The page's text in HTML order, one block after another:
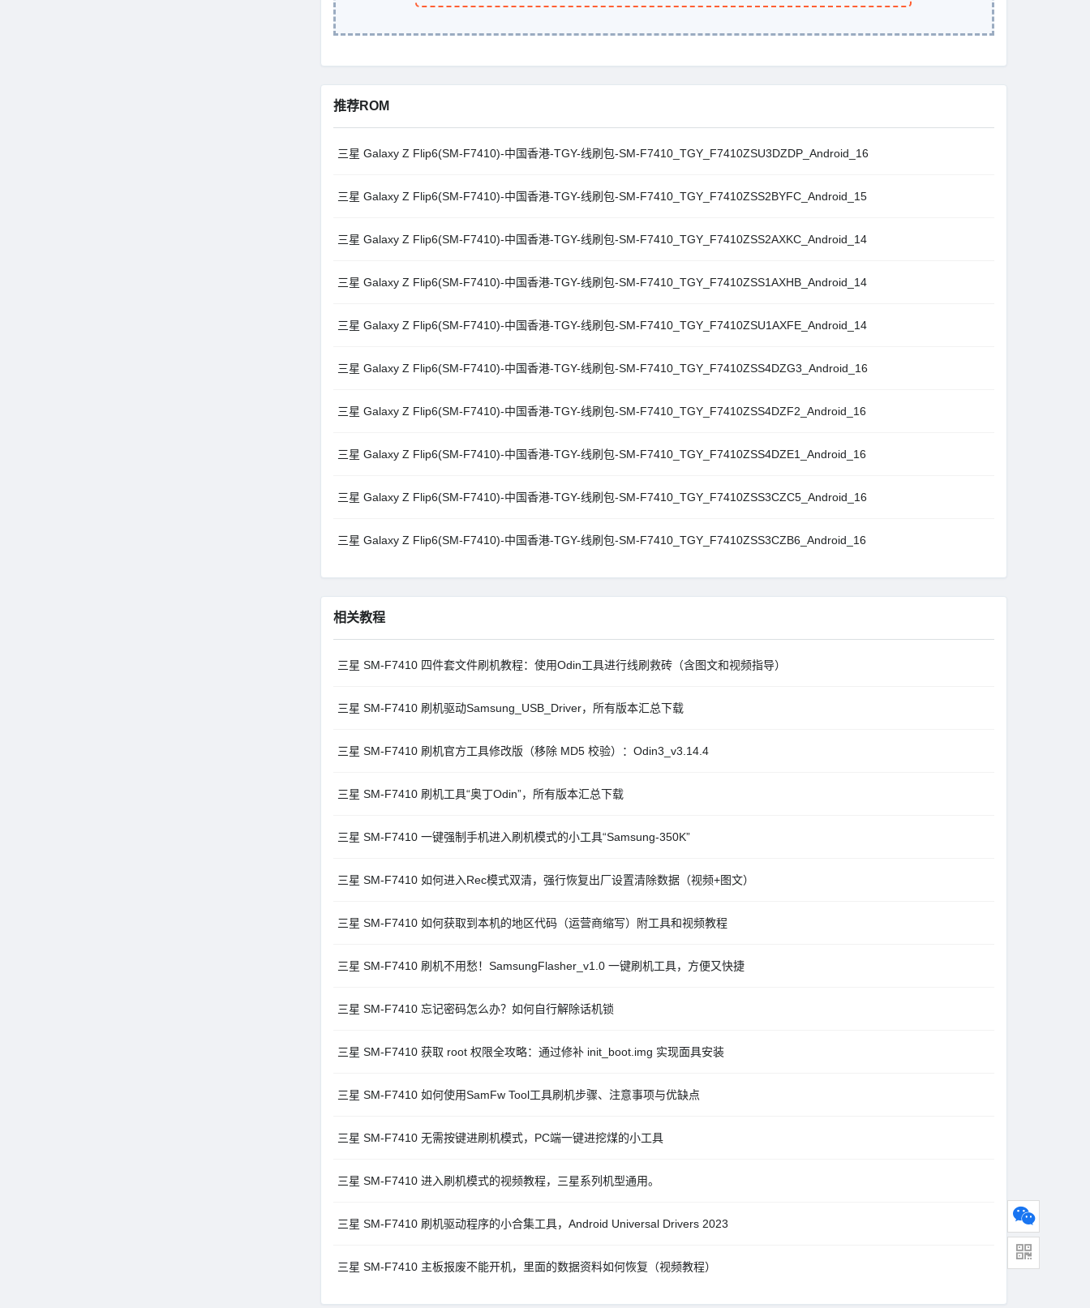
推荐ROM
三星 Galaxy Z Flip6(SM-F7410)-中国香港-TGY-线刷包-SM-F7410_TGY_F7410ZSU3DZDP_Android_16
三星 Galaxy Z Flip6(SM-F7410)-中国香港-TGY-线刷包-SM-F7410_TGY_F7410ZSS2BYFC_Android_15
三星 Galaxy Z Flip6(SM-F7410)-中国香港-TGY-线刷包-SM-F7410_TGY_F7410ZSS2AXKC_Android_14
三星 Galaxy Z Flip6(SM-F7410)-中国香港-TGY-线刷包-SM-F7410_TGY_F7410ZSS1AXHB_Android_14
三星 Galaxy Z Flip6(SM-F7410)-中国香港-TGY-线刷包-SM-F7410_TGY_F7410ZSU1AXFE_Android_14
三星 Galaxy Z Flip6(SM-F7410)-中国香港-TGY-线刷包-SM-F7410_TGY_F7410ZSS4DZG3_Android_16
三星 Galaxy Z Flip6(SM-F7410)-中国香港-TGY-线刷包-SM-F7410_TGY_F7410ZSS4DZF2_Android_16
三星 Galaxy Z Flip6(SM-F7410)-中国香港-TGY-线刷包-SM-F7410_TGY_F7410ZSS4DZE1_Android_16
三星 Galaxy Z Flip6(SM-F7410)-中国香港-TGY-线刷包-SM-F7410_TGY_F7410ZSS3CZC5_Android_16
三星 Galaxy Z Flip6(SM-F7410)-中国香港-TGY-线刷包-SM-F7410_TGY_F7410ZSS3CZB6_Android_16
相关教程
三星 SM-F7410 四件套文件刷机教程：使用Odin工具进行线刷救砖（含图文和视频指导）
三星 SM-F7410 刷机驱动Samsung_USB_Driver，所有版本汇总下载
三星 SM-F7410 刷机官方工具修改版（移除 MD5 校验）：Odin3_v3.14.4
三星 SM-F7410 刷机工具“奥丁Odin”，所有版本汇总下载
三星 SM-F7410 一键强制手机进入刷机模式的小工具“Samsung-350K”
三星 SM-F7410 如何进入Rec模式双清，强行恢复出厂设置清除数据（视频+图文）
三星 SM-F7410 如何获取到本机的地区代码（运营商缩写）附工具和视频教程
三星 SM-F7410 刷机不用愁！SamsungFlasher_v1.0 一键刷机工具，方便又快捷
三星 SM-F7410 忘记密码怎么办？如何自行解除话机锁
三星 SM-F7410 获取 root 权限全攻略：通过修补 init_boot.img 实现面具安装
三星 SM-F7410 如何使用SamFw Tool工具刷机步骤、注意事项与优缺点
三星 SM-F7410 无需按键进刷机模式，PC端一键进挖煤的小工具
三星 SM-F7410 进入刷机模式的视频教程，三星系列机型通用。
三星 SM-F7410 刷机驱动程序的小合集工具，Android Universal Drivers 2023
三星 SM-F7410 主板报废不能开机，里面的数据资料如何恢复（视频教程）